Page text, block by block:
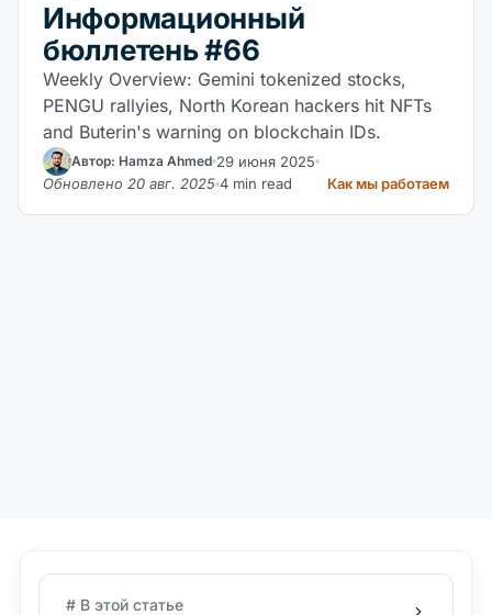
Информационный
бюллетень #66
Weekly Overview: Gemini tokenized stocks,
PENGU rallyies, North Korean hackers hit NFTs
and Buterin's warning on blockchain IDs.
Автор: Hamza Ahmed 29 июня 2025
Обновлено 20 авг. 2025 4 min read Как мы работаем
# В этой статье